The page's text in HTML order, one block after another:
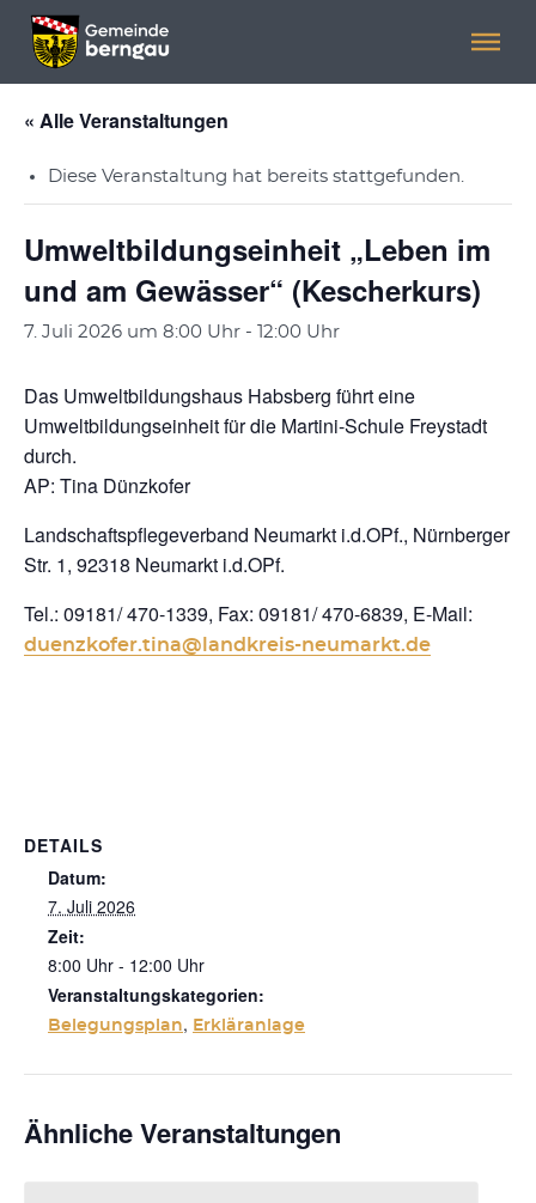
Menü überspringen
Menü überspringen
« Alle Veranstaltungen
Diese Veranstaltung hat bereits stattgefunden.
Umweltbildungseinheit „Leben im
und am Gewässer“ (Kescherkurs)
7. Juli 2026 um 8:00 Uhr - 12:00 Uhr
Das Umweltbildungshaus Habsberg führt eine
Umweltbildungseinheit für die Martini-Schule Freystadt
durch.
AP: Tina Dünzkofer
Landschaftspflegeverband Neumarkt i.d.OPf., Nürnberger
Str. 1, 92318 Neumarkt i.d.OPf.
Tel.: 09181/ 470-1339, Fax: 09181/ 470-6839, E-Mail:
duenzkofer.tina@landkreis-neumarkt.de
DETAILS
Datum:
7. Juli 2026
Zeit:
8:00 Uhr - 12:00 Uhr
Veranstaltungskategorien:
Belegungsplan, Erkläranlage
Ähnliche Veranstaltungen